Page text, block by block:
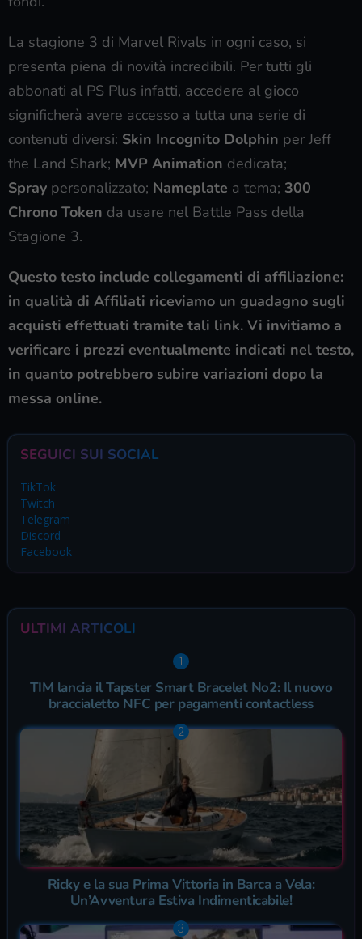
La stagione 3 di Marvel Rivals in ogni caso, si
presenta piena di novità incredibili. Per tutti gli
abbonati al PS Plus infatti, accedere al gioco
significherà avere accesso a tutta una serie di
contenuti diversi: Skin Incognito Dolphin per Jeff
the Land Shark; MVP Animation dedicata;
Spray personalizzato; Nameplate a tema; 300
Chrono Token da usare nel Battle Pass della
Stagione 3.
Questo testo include collegamenti di affiliazione:
in qualità di Affiliati riceviamo un guadagno sugli
acquisti effettuati tramite tali link. Vi invitiamo a
verificare i prezzi eventualmente indicati nel testo,
in quanto potrebbero subire variazioni dopo la
messa online.
SEGUICI SUI SOCIAL
TikTok
Twitch
Telegram
Discord
Facebook
ULTIMI ARTICOLI
TIM lancia il Tapster Smart Bracelet No2: Il nuovo
braccialetto NFC per pagamenti contactless
Ricky e la sua Prima Vittoria in Barca a Vela:
Un’Avventura Estiva Indimenticabile!